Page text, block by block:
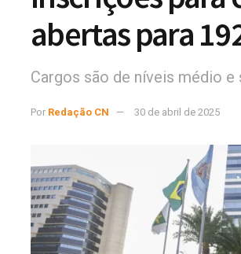
abertas para
Cargos são de níveis médio
Por Redação CN 30 de abril de 2025